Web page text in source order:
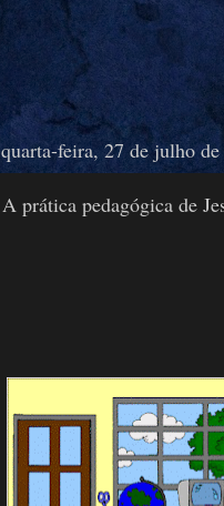
quarta-feira, 27 de julho
A prática pedagógica de